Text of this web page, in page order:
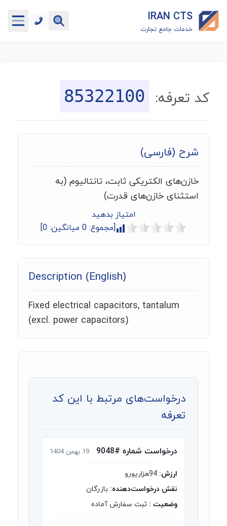
IRAN CTS
خدمات جامع تجارت
جستجوگر تعرفه گمرکی
ماشین حساب گمرکی
خدمات رایگان دیگر
کد تعرفه: 85322100
شرح (فارسی)
خازن‌های الکتریکی ثابت، تانتالیوم (به
استثنای خازن‌های قدرت)
امتیاز بدهید
[مجموع: 0 میانگین: 0
]
Description (English)
Fixed electrical capacitors, tantalum
(excl. power capacitors)
درخواست‌های مرتبط با این کد
تعرفه
درخواست شماره #9048 19 بهمن 1404
ارزش:
نقش درخواست‌دهنده: بازرگان
وضعیت : ثبت سفارش آماده